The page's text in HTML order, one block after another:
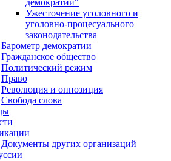
демократии"
Ужесточение уголовного и
уголовно-процесуального
законодательства
Барометр демократии
Гражданское общество
Политический режим
Право
Революция и оппозиция
Свобода слова
Документы других организаций